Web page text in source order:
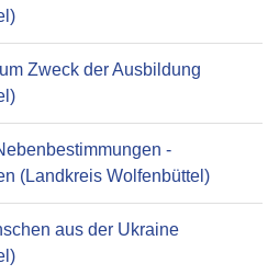
Zweck der Ausbildung
-
(Landkreis Wolfenbüttel)
aus der Ukraine